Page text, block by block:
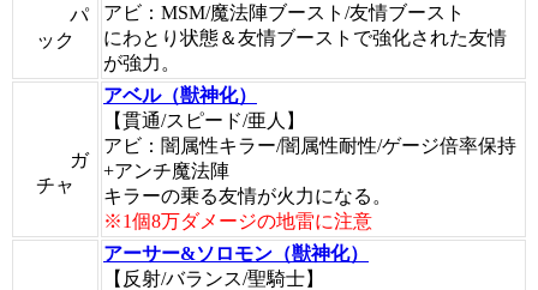
パ
ック
アビ：MSM/魔法陣ブースト/友情ブースト
にわとり状態＆友情ブーストで強化された友情
が強力。
ガ
チャ
アベル（獣神化）
【貫通/スピード/亜人】
アビ：闇属性キラー/闇属性耐性/ゲージ倍率保持
+アンチ魔法陣
キラーの乗る友情が火力になる。
※1個8万ダメージの地雷に注意
アーサー&ソロモン（獣神化）
【反射/バランス/聖騎士】